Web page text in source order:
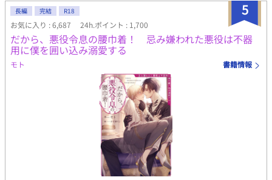
5
長編 完結 R18
お気に入り : 6,687 24h.ポイント : 1,700
だから、悪役令息の腰巾着！ 忌み嫌われた悪役は不器
用に僕を囲い込み溺愛する
モト 書籍情報